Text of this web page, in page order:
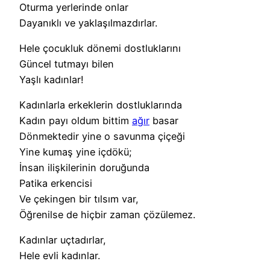
Oturma yerlerinde onlar
Dayanıklı ve yaklaşılmazdırlar.
Hele çocukluk dönemi dostluklarını
Güncel tutmayı bilen
Yaşlı kadınlar!
Kadınlarla erkeklerin dostluklarında
Kadın payı oldum bittim ağır basar
Dönmektedir yine o savunma çiçeği
Yine kumaş yine içdökü;
İnsan ilişkilerinin doruğunda
Patika erkencisi
Ve çekingen bir tılsım var,
Öğrenilse de hiçbir zaman çözülemez.
Kadınlar uçtadırlar,
Hele evli kadınlar.